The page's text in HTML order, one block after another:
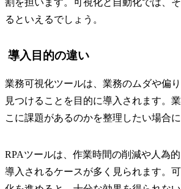
割を担います。可視化と自動化では、
るといえるでしょう。
導入目的の違い
業務可視化ツールは、業務のムダや偏
見つけることを目的に導入されます。
こに課題があるのかを整理したい場合に
RPAツールは、作業時間の削減や人為
導入されるケースが多く見られます。